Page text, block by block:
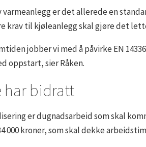
varmeanlegg er det allerede en
krav til kjøleanlegg skal gjøre det
jobber vi med å påvirke EN
oppstart, sier Råken.
har bidratt
er dugnadsarbeid som skal
000 kroner, som skal dekke